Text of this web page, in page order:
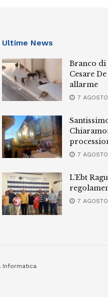
Ultime News
Branco di
Cesare
allarme
7
7
L’Ebt
7
Informatica